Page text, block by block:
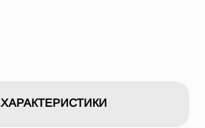
ХАРАКТЕРИСТИКИ